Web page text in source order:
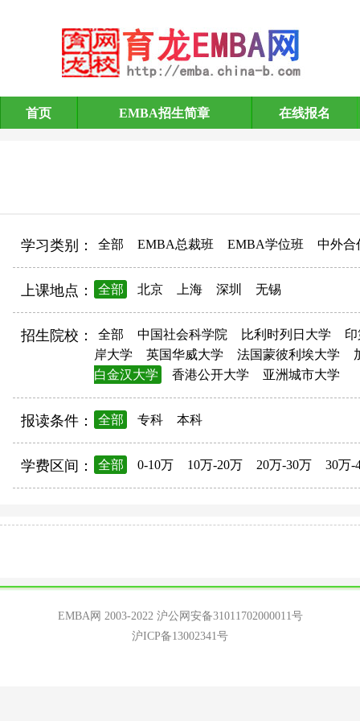
EMBA招生简章
首页 EMBA招生简章 在线报名
学习类别： 全部 EMBA总裁班 EMBA学位班 中外合
上课地点： 全部 北京 上海 深圳 无锡
招生院校： 全部 中国社会科学院 比利时列日大学
岸大学
英国华威大学 法国蒙彼利埃大学
白金汉大学
香港公开大学 亚洲城市大学
报读条件： 全部 专科 本科
学费区间： 全部 0-10万 10万-20万 20万-30万 30万-
EMBA网 2003-2022 沪公网安备31011702000011号
沪ICP备13002341号